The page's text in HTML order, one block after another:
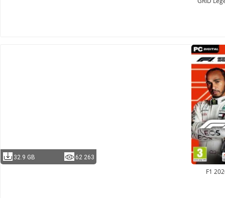
32.9 GB 62 263
F1